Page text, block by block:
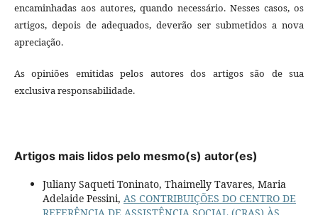
encaminhadas aos autores, quando necessário. Nesses casos, os
artigos, depois de adequados, deverão ser submetidos a nova
apreciação.
As opiniões emitidas pelos autores dos artigos são de sua
exclusiva responsabilidade.
Artigos mais lidos pelo mesmo(s) autor(es)
Juliany Saqueti Toninato, Thaimelly Tavares, Maria
Adelaide Pessini, AS CONTRIBUIÇÕES DO CENTRO DE